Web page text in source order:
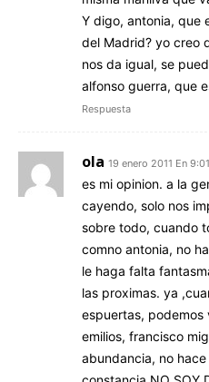
Y digo, antonia, que
del Madrid? yo creo
nos da igual, se
alfonso guerra, que
Respuesta
ola 19 enero 2011 En
es mi opinion. a la
cayendo, solo nos
sobre todo, cuando
comno antonia, no
le haga falta
las proximas. ya
espuertas, podemos
emilios, francisco
abundancia, no